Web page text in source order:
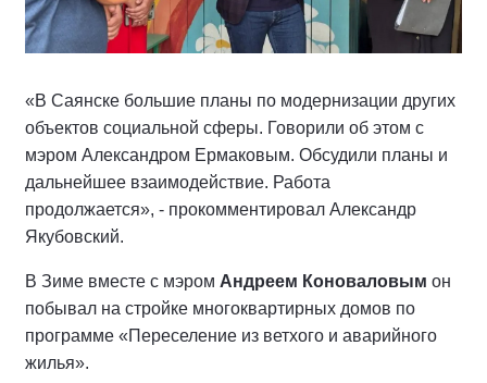
«В Саянске большие планы по модернизации других
объектов социальной сферы. Говорили об этом с
мэром Александром Ермаковым. Обсудили планы и
дальнейшее взаимодействие. Работа
продолжается», - прокомментировал Александр
Якубовский.
В Зиме вместе с мэром Андреем Коноваловым он
побывал на стройке многоквартирных домов по
программе «Переселение из ветхого и аварийного
жилья».